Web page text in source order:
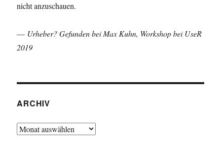
nicht anzuschauen.
— Urheber? Gefunden bei Max Kuhn, Workshop bei UseR
2019
ARCHIV
Archiv